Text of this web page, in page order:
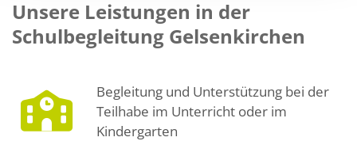
Unsere Leistungen in der
Schulbegleitung Gelsenkirchen
Begleitung und Unterstützung bei der
Teilhabe im Unterricht oder im
Kindergarten